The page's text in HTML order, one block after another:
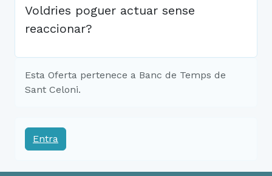
Voldries poguer actuar sense
reaccionar?
Esta Oferta pertenece a Banc de Temps de
Sant Celoni.
Entra